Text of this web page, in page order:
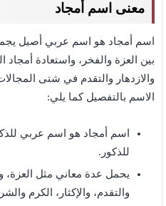
معنى اسم أمجاد
اسم أمجاد هو اسم عربي أصيل
بين العزة والفخر، واستعادة
والازدهار والتقدم في شتى
الاسم بالتفصيل كما يلي:
اسم أمجاد هو اسم عربي
للذكور.
يحمل عدة معاني مثل العزة،
والتقدم، والإكثار، الكرم